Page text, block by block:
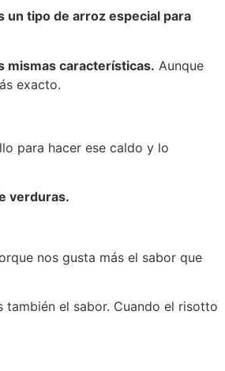
un tipo de arroz especial para
mismas características. Aunque
exacto.
para hacer ese caldo y lo
verduras.
nos gusta más el sabor que
el sabor. Cuando el risotto